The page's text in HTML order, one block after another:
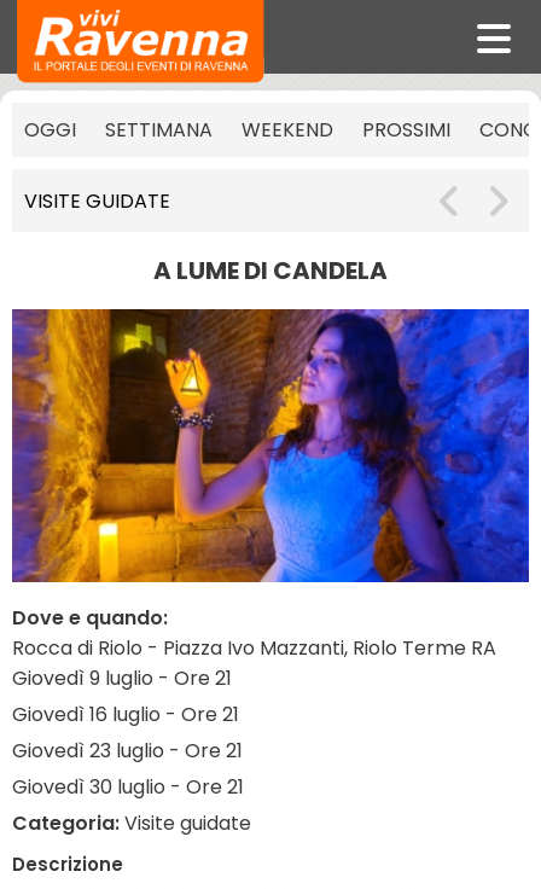
OGGI SETTIMANA WEEKEND PROSSIMI
VISITE GUIDATE
A LUME DI CANDELA
Dove e quando:
Rocca di Riolo - Piazza Ivo Mazzanti, Riolo Terme RA
Giovedì 9 luglio - Ore 21
Giovedì 16 luglio - Ore 21
Giovedì 23 luglio - Ore 21
Giovedì 30 luglio - Ore 21
Categoria:Visite guidate
Descrizione